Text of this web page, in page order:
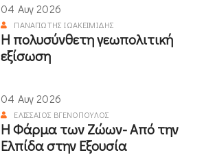
04 Αυγ 2026
ΠΑΝΑΓΙΏΤΗΣ ΙΩΑΚΕΙΜΊΔΗΣ
Η πολυσύνθετη γεωπολιτική
εξίσωση
04 Αυγ 2026
ΕΛΙΣΣΑΊΟΣ ΒΓΕΝΌΠΟΥΛΟΣ
Η Φάρμα των Ζώων- Από την
Ελπίδα στην Εξουσία